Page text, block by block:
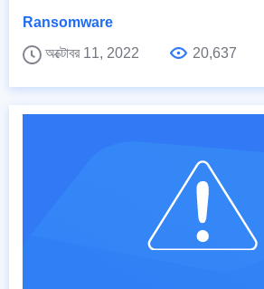
Ransomware
অক্টোবর 11, 2022
20,637